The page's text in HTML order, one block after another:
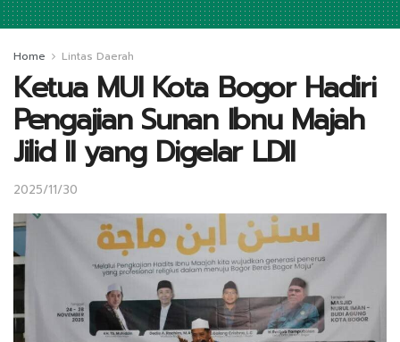
Home Lintas Daerah
Ketua MUI Kota Bogor Hadiri
Pengajian Sunan Ibnu Majah
Jilid II yang Digelar LDII
2025/11/30